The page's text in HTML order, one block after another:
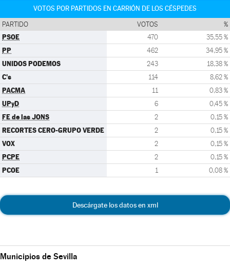
VOTOS POR PARTIDOS EN CARRIÓN DE LOS CÉSPEDES
PARTIDO VOTOS %
PSOE 470 35,55 %
PP 462 34,95 %
UNIDOS PODEMOS 243 18,38 %
C's 114 8,62 %
PACMA 11 0,83 %
UPyD 6 0,45 %
FE de las JONS 2 0,15 %
RECORTES CERO-GRUPO VERDE 2 0,15 %
VOX 2 0,15 %
PCPE 2 0,15 %
PCOE 1 0,08 %
Descárgate los datos en xml
Municipios de Sevilla